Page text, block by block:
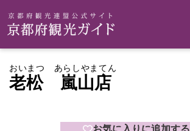
老松 嵐山店
おいまつ あらしやまてん
お気に入りに追加する